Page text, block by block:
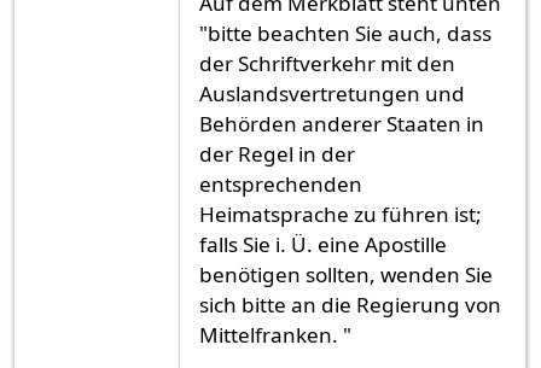
"bitte beachten Sie auch, dass
der Schriftverkehr mit den
Auslandsvertretungen und
Behörden anderer Staaten in
der Regel in der
entsprechenden
Heimatsprache zu führen ist;
falls Sie i. Ü. eine Apostille
benötigen sollten, wenden Sie
sich bitte an die Regierung von
Mittelfranken. "